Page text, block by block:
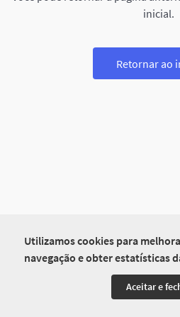
Utilizamos cookies para
navegação e obter estatísticas
Aceitar e
inicial.
Retornar ao